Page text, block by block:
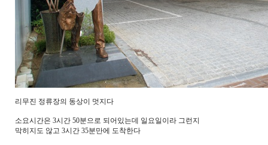
리무진 정류장의 동상이 멋지다
소요시간은 3시간 50분으로 되어있는데 일요일이라 그런지
막히지도 않고 3시간 35분만에 도착한다